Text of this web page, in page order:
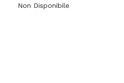
Non Disponibile